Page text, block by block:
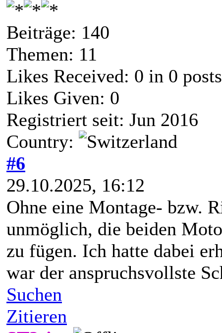
Beiträge: 140
Themen: 11
Likes Received: 0 in 0 posts
Likes Given: 0
Registriert seit: Jun 2016
Country:
#6
29.10.2025, 16:12
Ohne eine Montage- bzw.
unmöglich, die beiden
zu fügen. Ich hatte dabei
war der anspruchsvollste
Suchen
Zitieren